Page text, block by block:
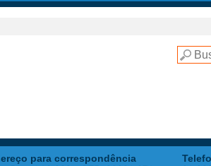
para correspondência